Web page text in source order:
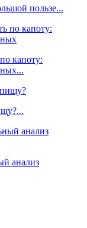
пользе...
капоту:
анализ